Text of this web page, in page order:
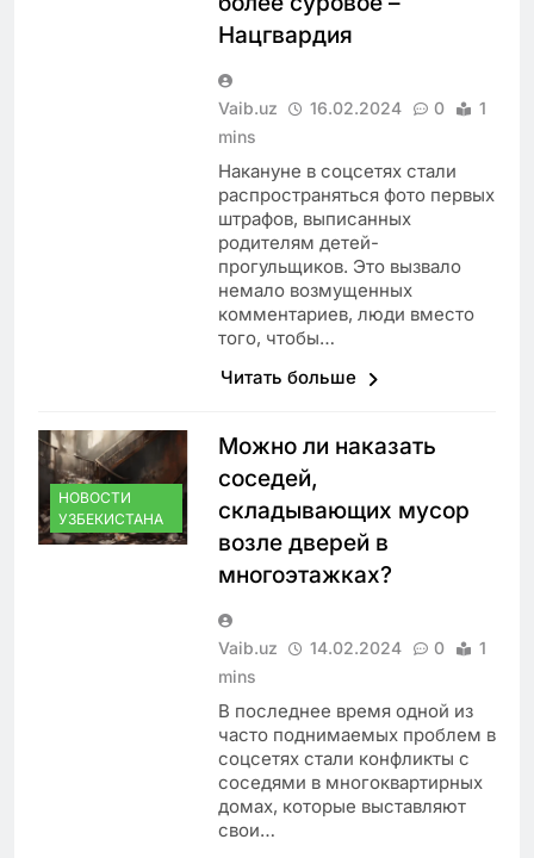
Нацгвардия
Vaib.uz 16.02.2024 0
1
mins
Накануне в соцсетях стали
распространяться фото первых
штрафов, выписанных
родителям детей-
прогульщиков. Это вызвало
немало возмущенных
комментариев, люди вместо
того, чтобы…
Читать больше
НОВОСТИ
УЗБЕКИСТАНА
Можно ли наказать
соседей,
складывающих мусор
возле дверей в
многоэтажках?
Vaib.uz 14.02.2024 0
1
mins
В последнее время одной из
часто поднимаемых проблем в
соцсетях стали конфликты с
соседями в многоквартирных
домах, которые выставляют
свои…